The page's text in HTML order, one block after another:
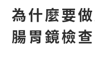
為什麼要
腸胃鏡檢